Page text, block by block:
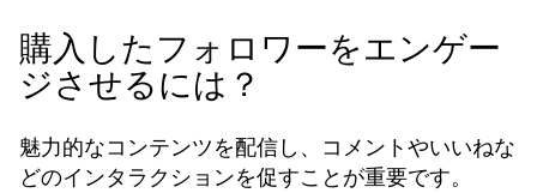
購入したフォロワーをエンゲー
ジさせるには？
魅力的なコンテンツを配信し、コメントやいいねな
どのインタラクションを促すことが重要です。